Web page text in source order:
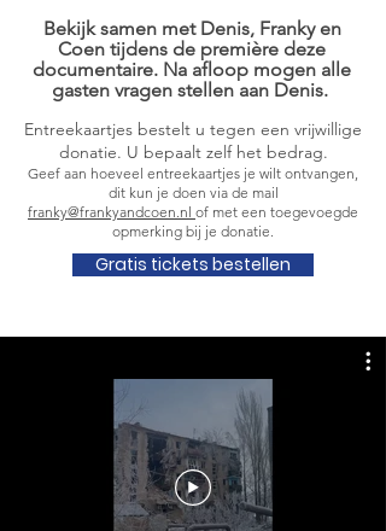
Bekijk samen met Denis, Franky en
Coen tijdens de première deze
documentaire. Na afloop mogen alle
gasten vragen stellen aan Denis.
Entreekaartjes bestelt u tegen een vrijwillige
donatie. U bepaalt zelf het bedrag.
Geef aan hoeveel entreekaartjes je wilt ontvangen,
dit kun je doen via de mail
franky@frankyandcoen.nl of met een toegevoegde
opmerking bij je donatie.
Gratis tickets bestellen